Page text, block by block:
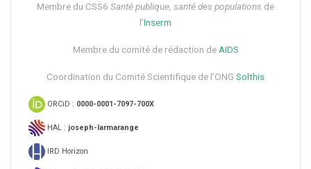
Membre du CSS6​ Santé publique, santé des populations de
l’Inserm
Membre du comité de rédaction de AIDS
Coordination du Comité Scientifique de l’ONG Solthis
ORCiD : 0000-0001-7097-700X
HAL : joseph-larmarange
IRD Horizon